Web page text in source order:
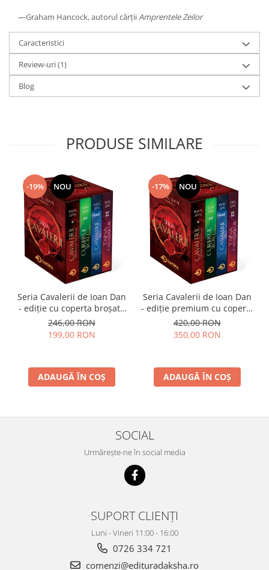
—Graham Hancock, autorul cărțiiAmprentele Zeilor
Caracteristici
Review-uri(1)
Blog
PRODUSE SIMILARE
-19% NOU
Seria Cavalerii de Ioan Dan
- ediție cu coperta broșată
(paperback), pachet
complet
246,00 RON
199,00 RON
ADAUGĂ ÎN COȘ
-17% NOU
Seria Cavalerii de Ioan Dan
- ediție premium cu coperta
cartonată (hardcover), cotor
rotunjit, cusută, în cutie,
pachet complet
420,00 RON
350,00 RON
ADAUGĂ ÎN COȘ
SOCIAL
Urmărește-ne în social media
SUPORT CLIENȚI
Luni - Vineri 11:00 - 16:00
0726 334 721
comenzi@edituradaksha.ro